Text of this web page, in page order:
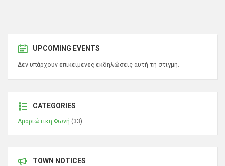
UPCOMING EVENTS
Δεν υπάρχουν επικείμενες εκδηλώσεις αυτή τη στιγμή.
CATEGORIES
Αμαριώτικη Φωνή (33)
TOWN NOTICES